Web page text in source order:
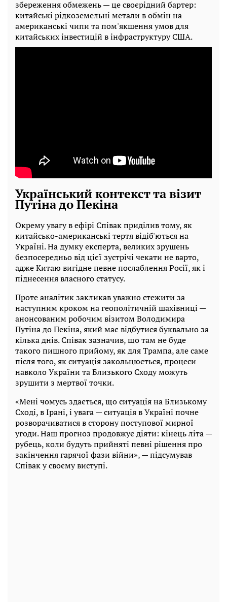
збереження обмежень — це своєрідний бартер:
китайські рідкоземельні метали в обмін на
американські чипи та пом'якшення умов для
китайських інвестицій в інфраструктуру США.
Український контекст та візит
Путіна до Пекіна
Окрему увагу в ефірі Співак приділив тому, як
китайсько-американські тертя відіб'ються на
Україні. На думку експерта, великих зрушень
безпосередньо від цієї зустрічі чекати не варто,
адже Китаю вигідне певне послаблення Росії, як і
піднесення власного статусу.
Проте аналітик закликав уважно стежити за
наступним кроком на геополітичній шахівниці —
анонсованим робочим візитом Володимира
Путіна до Пекіна, який має відбутися буквально за
кілька днів. Співак зазначив, що там не буде
такого пишного прийому, як для Трампа, але саме
після того, як ситуація закольцюється, процеси
навколо України та Близького Сходу можуть
зрушити з мертвої точки.
«Мені чомусь здається, що ситуація на Близькому
Сході, в Ірані, і увага — ситуація в Україні почне
розворачиватися в сторону поступової мирної
угоди. Наш прогноз продовжує діяти: кінець літа —
рубець, коли будуть прийняті певні рішення про
закінчення гарячої фази війни», — підсумував
Співак у своєму виступі.